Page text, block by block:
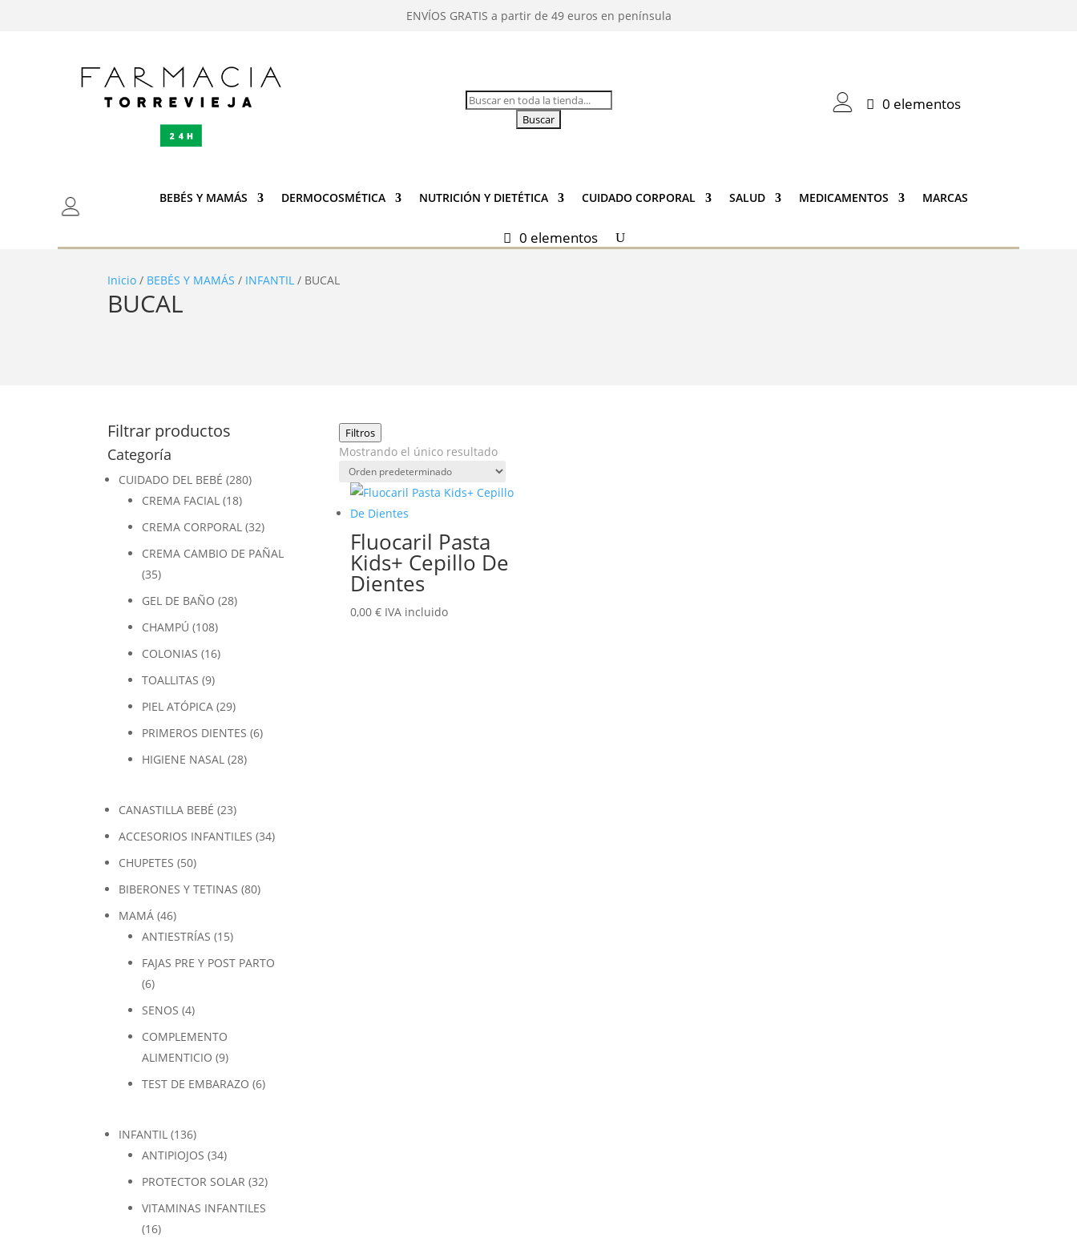
ENVÍOS GRATIS a partir de 49 euros en península
Buscar: 0 elementos
BEBÉS Y MAMÁS DERMOCOSMÉTICA NUTRICIÓN Y DIETÉTICA CUIDADO CORPORAL SALUD MEDICAMENTOS MARCAS
0 elementos
Inicio / BEBÉS Y MAMÁS / INFANTIL / BUCAL
BUCAL
Filtrar productos
Categoría
CUIDADO DEL BEBÉ(280)
CREMA FACIAL(18)
CREMA CORPORAL(32)
CREMA CAMBIO DE PAÑAL
(35)
GEL DE BAÑO(28)
CHAMPÚ(108)
COLONIAS(16)
TOALLITAS(9)
PIEL ATÓPICA(29)
PRIMEROS DIENTES(6)
HIGIENE NASAL(28)
CANASTILLA BEBÉ(23)
ACCESORIOS INFANTILES(34)
CHUPETES(50)
BIBERONES Y TETINAS(80)
MAMÁ(46)
ANTIESTRÍAS(15)
FAJAS PRE Y POST PARTO
(6)
SENOS(4)
COMPLEMENTO
ALIMENTICIO(9)
TEST DE EMBARAZO(6)
INFANTIL(136)
ANTIPIOJOS(34)
PROTECTOR SOLAR(32)
VITAMINAS INFANTILES
(16)
Filtros
Mostrando el único resultado
Fluocaril Pasta
Kids+ Cepillo De
Dientes
0,00 € IVA incluido